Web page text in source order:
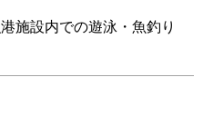
施設内での遊泳・魚釣り